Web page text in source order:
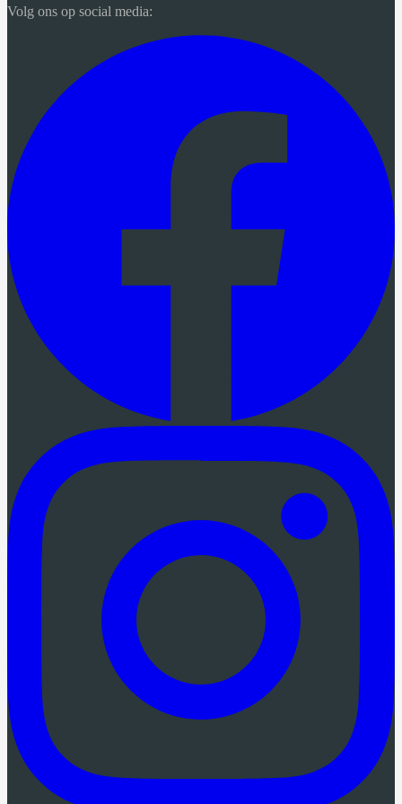
Volg ons op social media: